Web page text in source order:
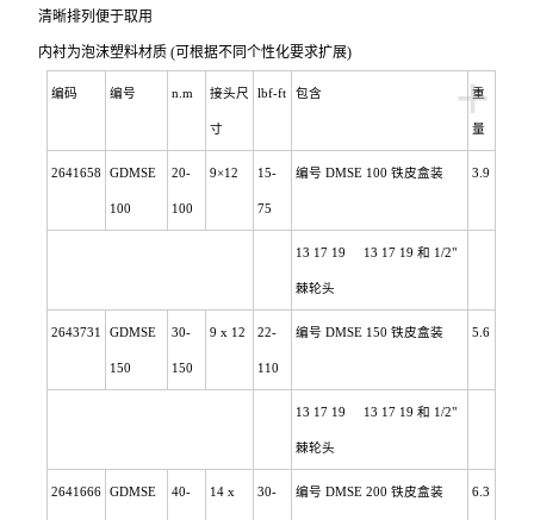
清晰排列便于取用
内衬为泡沫塑料材质 (可根据不同个性化要求扩展)
+
编码 编号 n.m 接头尺
寸
lbf-ft 包含 重
量
2641658 GDMSE
100
20-
100
9×12 15-
75
编号 DMSE 100 铁皮盒装 3.9
13 17 19 13 17 19 和 1/2"
棘轮头
2643731 GDMSE
150
30-
150
9 x 12 22-
110
编号 DMSE 150 铁皮盒装 5.6
13 17 19 13 17 19 和 1/2"
棘轮头
2641666 GDMSE 40- 14 x 30- 编号 DMSE 200 铁皮盒装 6.3